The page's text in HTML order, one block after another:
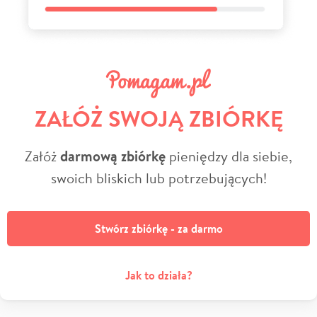
ZAŁÓŻ SWOJĄ ZBIÓRKĘ
Załóżdarmową zbiórkę pieniędzy dla siebie,
swoich bliskich lub potrzebujących!
Stwórz zbiórkę - za darmo
Jak to działa?